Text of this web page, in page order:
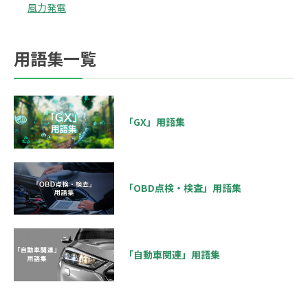
風力発電
用語集一覧
「GX」用語集
「OBD点検・検査」用語集
「自動車関連」用語集